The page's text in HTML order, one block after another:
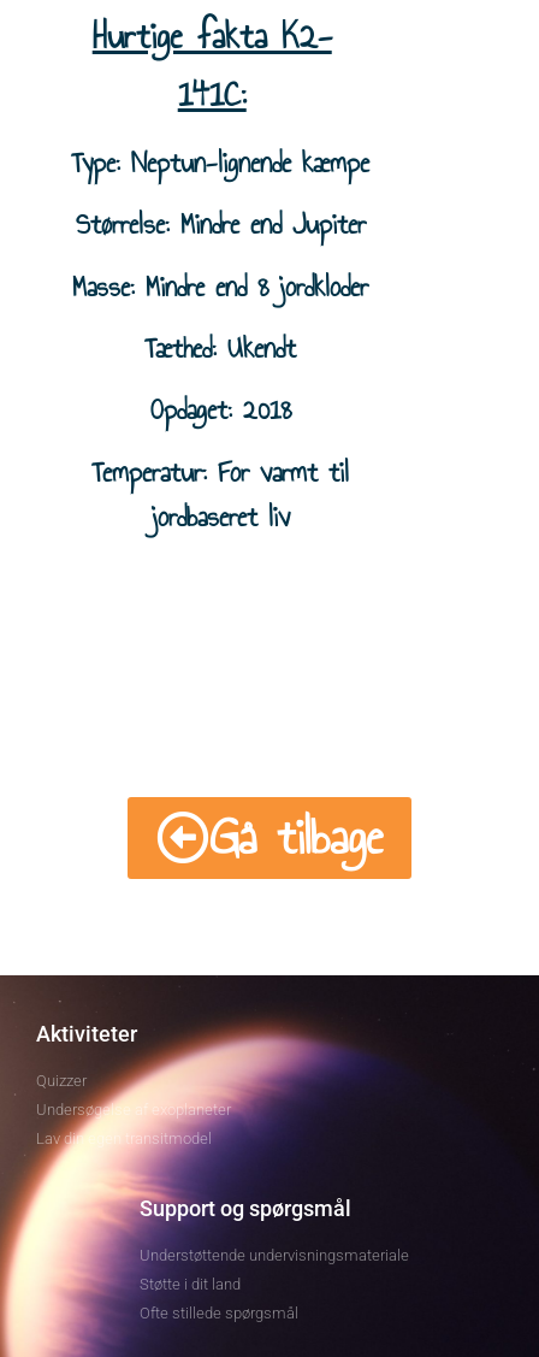
Hurtige fakta K2-
141C:
Type: Neptun-lignende kæmpe
Størrelse: Mindre end Jupiter
Masse: Mindre end 8 jordkloder
Tæthed: Ukendt
Opdaget: 2018
Temperatur: For varmt til
jordbaseret liv
Gå tilbage
Aktiviteter
Quizzer
Undersøgelse af exoplaneter
Lav din egen transitmodel
Support og spørgsmål
Understøttende undervisningsmateriale
Støtte i dit land
Ofte stillede spørgsmål